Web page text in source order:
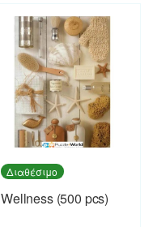
Διαθέσιμο
Wellness (500 pcs)